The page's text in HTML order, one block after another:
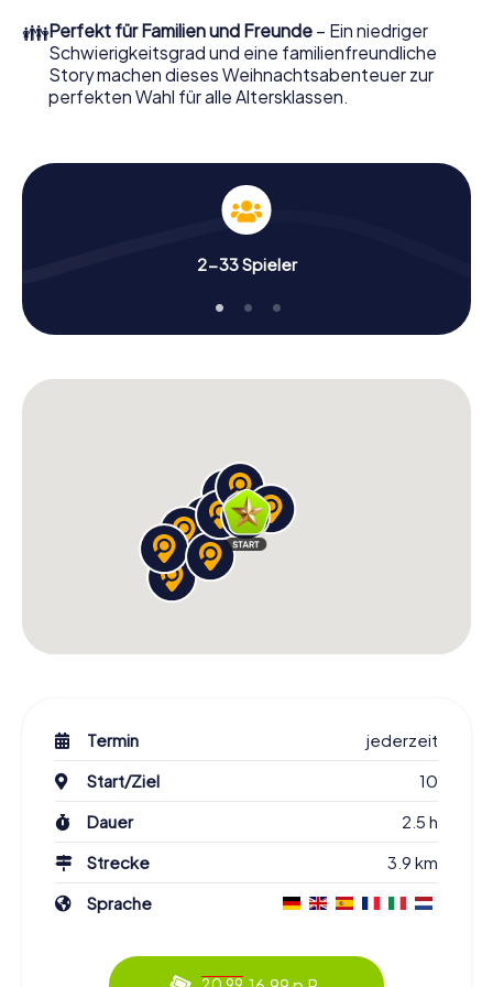
Teambuilding und eine stimmungsvolle
Weihnachtsthematik. Gönnen Sie Ihren Kollegen also
einen unvergesslichen Ausklang des Jahres und planen Sie
unser X-Mas Adventure als Programmpunkt Ihrer
👪Perfekt für Familien und Freunde – Ein niedriger
Schwierigkeitsgrad und eine familienfreundliche
Story machen dieses Weihnachtsabenteuer zur
perfekten Wahl für alle Altersklassen.
2-33 Spieler
Termin
jederzeit
Start/Ziel
10
Dauer
2.5 h
Strecke
3.9 km
Sprache